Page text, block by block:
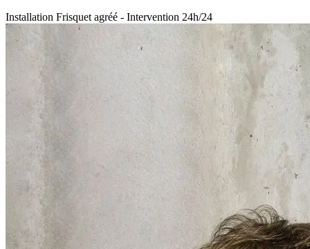
Installation Frisquet agréé - Intervention 24h/24